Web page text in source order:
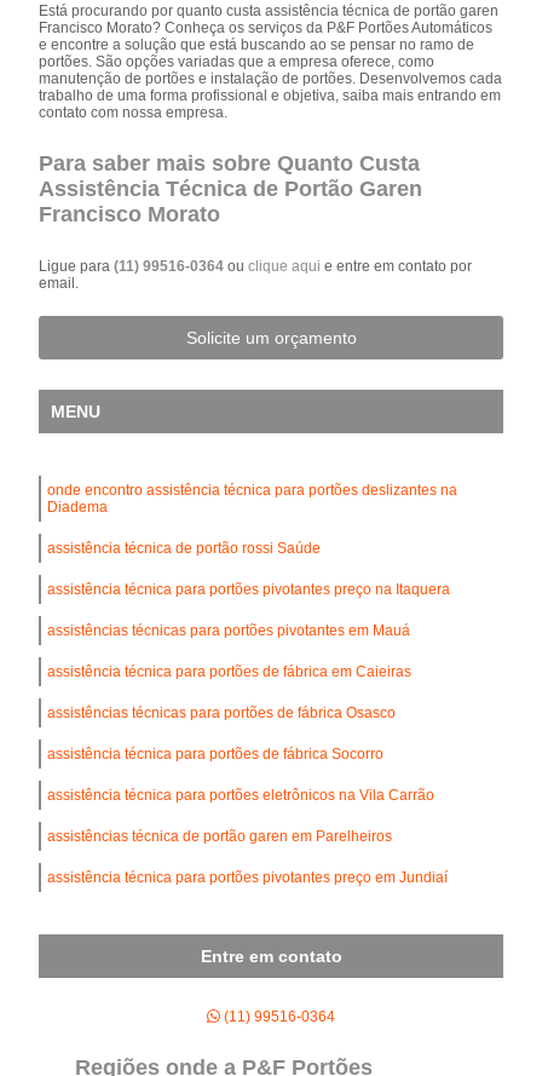
Está procurando por quanto custa assistência técnica de portão garen
Francisco Morato? Conheça os serviços da P&F Portões Automáticos
e encontre a solução que está buscando ao se pensar no ramo de
portões. São opções variadas que a empresa oferece, como
manutenção de portões e instalação de portões. Desenvolvemos cada
trabalho de uma forma profissional e objetiva, saiba mais entrando em
contato com nossa empresa.
Para saber mais sobre Quanto Custa
Assistência Técnica de Portão Garen
Francisco Morato
Ligue para(11) 99516-0364ouclique aqui e entre em contato por
email.
Solicite um orçamento
MENU
onde encontro assistência técnica para portões deslizantes na
Diadema
assistência técnica de portão rossi Saúde
assistência técnica para portões pivotantes preço na Itaquera
assistências técnicas para portões pivotantes em Mauá
assistência técnica para portões de fábrica em Caieiras
assistências técnicas para portões de fábrica Osasco
assistência técnica para portões de fábrica Socorro
assistência técnica para portões eletrônicos na Vila Carrão
assistências técnica de portão garen em Parelheiros
assistência técnica para portões pivotantes preço em Jundiaí
Entre em contato
(11) 99516-0364
Regiões onde a P&F Portões